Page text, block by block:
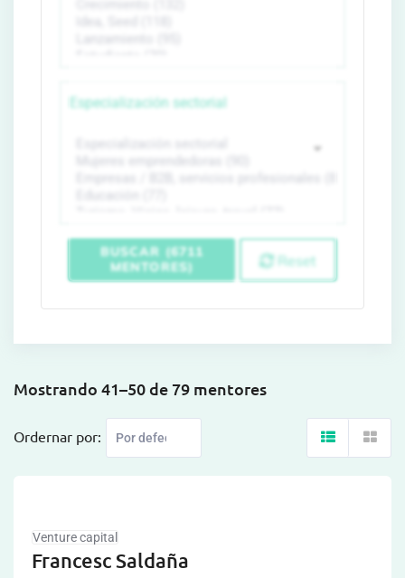
Especialización sectorial
BUSCAR (6711
MENTORES)
Reset
Mostrando 41–50 de 79 mentores
Ordernar por:
Venture capital
Francesc Saldaña